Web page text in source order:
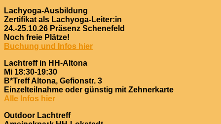
Lachyoga-Ausbildung
Zertifikat als Lachyoga-Leiter:in
24.-25.10.26 Präsenz Schenefeld
Noch freie Plätze!
Buchung und Infos hier
Lachtreff in HH-Altona
Mi 18:30-19:30
B*Treff Altona, Gefionstr. 3
Einzelteilnahme oder günstig mit Zehnerkarte
Alle Infos hier
Outdoor Lachtreff